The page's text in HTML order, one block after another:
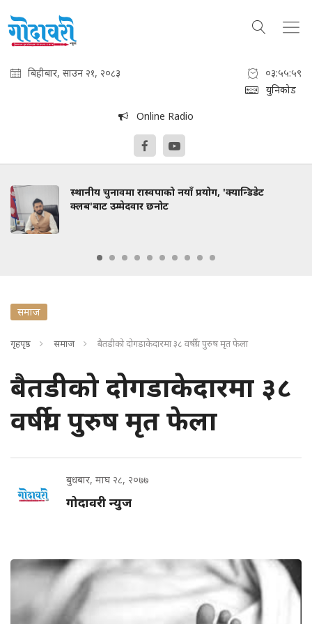
बिहीबार, साउन २१, २०८३
०३:५६:००
युनिकोड
Online Radio
स्थानीय चुनावमा रास्वपाको नयाँ प्रयोग, 'क्यान्डिडेट
क्लब'बाट उम्मेदवार छनोट
समाज
गृहपृष्ठ समाज बैतडीको दोगडाकेदारमा ३८ वर्षीय पुरुष मृत फेला
बैतडीको दोगडाकेदारमा ३८
वर्षीय पुरुष मृत फेला
बुधबार, माघ २८, २०७७
गोदावरी न्युज